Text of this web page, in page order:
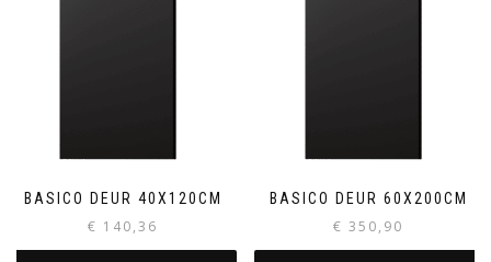
BASICO DEUR 40X120CM
€ 140,36
BASICO DEUR 60X200CM
€ 350,90